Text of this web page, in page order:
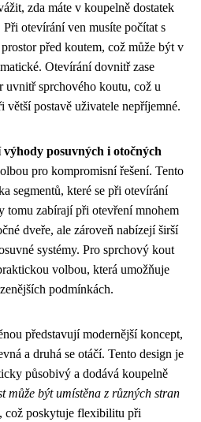
zda máte v koupelně dostatek
otevírání ven musíte počítat s
před koutem, což může být v
Otevírání dovnitř zase
uvnitř sprchového koutu, což u
větší postavě uživatele nepříjemné.
posuvných i otočných
pro kompromisní řešení. Tento
segmentů, které se při otevírání
tomu zabírají při otevření mnohem
dveře, ale zároveň nabízejí širší
systémy. Pro sprchový kout
volbou, která umožňuje
podmínkách.
představují modernější koncept,
a druhá se otáčí. Tento design je
působivý a dodává koupelně
může být umístěna z různých stran
, což poskytuje flexibilitu při